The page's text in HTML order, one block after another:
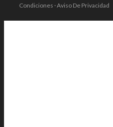
Condiciones · Aviso De Privacidad